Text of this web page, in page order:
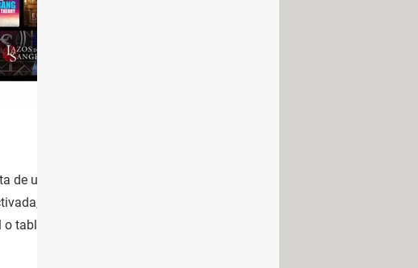
una APK, tendrás que autorizar la
ve a
o tableta donde te aparecerá el archivo listo